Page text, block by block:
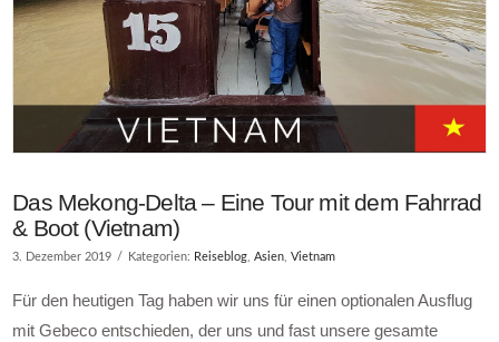
Das Mekong-Delta – Eine Tour mit dem Fahrrad
& Boot (Vietnam)
3. Dezember 2019 Kategorien: Reiseblog,Asien,Vietnam
Für den heutigen Tag haben wir uns für einen optionalen Ausflug
mit Gebeco entschieden, der uns und fast unsere gesamte